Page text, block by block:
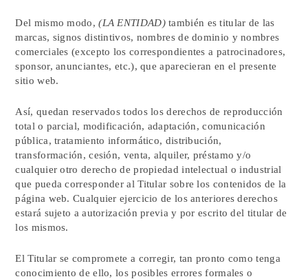
Del mismo modo,(LA ENTIDAD)también es titular de las
marcas, signos distintivos, nombres de dominio y nombres
comerciales (excepto los correspondientes a patrocinadores,
sponsor, anunciantes, etc.), que aparecieran en el presente
sitio web.
Así, quedan reservados todos los derechos de reproducción
total o parcial, modificación, adaptación, comunicación
pública, tratamiento informático, distribución,
transformación, cesión, venta, alquiler, préstamo y/o
cualquier otro derecho de propiedad intelectual o industrial
que pueda corresponder al Titular sobre los contenidos de la
página web. Cualquier ejercicio de los anteriores derechos
estará sujeto a autorización previa y por escrito del titular de
los mismos.
El Titular se compromete a corregir, tan pronto como tenga
conocimiento de ello, los posibles errores formales o